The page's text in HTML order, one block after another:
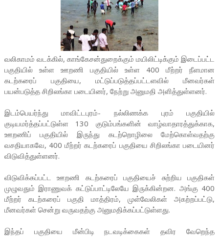
வலிகாமம் வடக்கில், காங்கேசன்துறைக்கும் மயிலிட்டிக்கும் இடைப்பட்ட
பகுதியில் உள்ள ஊறணி பகுதியில் உள்ள 400 மீற்றர் நீளமான
கடற்கரைப் பகுதியை, மட்டுப்படுத்தப்பட்டளவில் மீனவர்கள்
பயன்படுத்த சிறிலங்கா படையினர், நேற்று அனுமதி அளித்துள்ளனர்.
இடம்பெயர்ந்து மாவிட்டபுரம்- நல்லிணக்க புரம் பகுதியில்
குடியமர்த்தப்பட்டுள்ள 130 குடும்பங்களின் வாழ்வாதாரத்துக்காக,
ஊறணிப் பகுதியில் இருந்து கடற்றொழிலை மேற்கொள்வதற்கு
வசதியாகவே, 400 மீற்றர் கடற்கரைப் பகுதியை சிறிலங்கா படையினர்
விடுவித்துள்ளனர்.
விடுவிக்கப்பட்ட ஊறணி கடற்கரைப் பகுதியைச் சுற்றிய பகுதிகள்
முழுவதும் இராணுவக் கட்டுப்பாட்டிலேயே இருக்கின்றன. அங்கு 400
மீற்றர் கடற்கரைப் பகுதி மாத்திரம், முள்வேலிகள் அகற்றப்பட்டு,
மீனவர்கள் சென்று வருவதற்கு அனுமதிக்கப்பட்டுள்ளது.
இந்தப் பகுதியை மீன்பிடி நடவடிக்கைகள் தவிர வேறெந்த